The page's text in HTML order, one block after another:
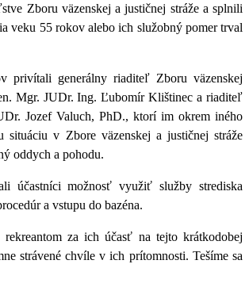
Zboru väzenskej a justičnej stráže a splnili
veku 55 rokov alebo ich služobný pomer trval
privítali generálny riaditeľ Zboru väzenskej
Mgr. JUDr. Ing. Ľubomír Klištinec a riaditeľ
Jozef Valuch, PhD., ktorí im okrem iného
situáciu v Zbore väzenskej a justičnej stráže
oddych a pohodu.
účastníci možnosť využiť služby strediska
a vstupu do bazéna.
rekreantom za ich účasť na tejto krátkodobej
strávené chvíle v ich prítomnosti. Tešíme sa